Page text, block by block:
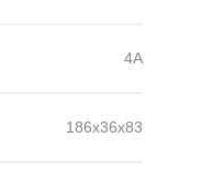
4А
186х36х83